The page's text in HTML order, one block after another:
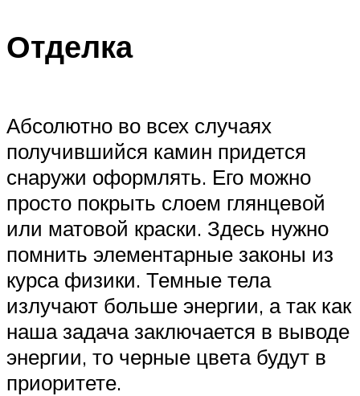
Отделка
Абсолютно во всех случаях
получившийся камин придется
снаружи оформлять. Его можно
просто покрыть слоем глянцевой
или матовой краски. Здесь нужно
помнить элементарные законы из
курса физики. Темные тела
излучают больше энергии, а так как
наша задача заключается в выводе
энергии, то черные цвета будут в
приоритете.